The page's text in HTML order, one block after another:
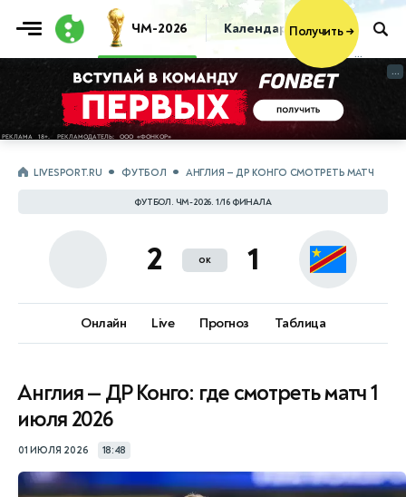
ЧМ-2026 Календарь Таблица
Получить →
...
...
LIVESPORT.RU ФУТБОЛ АНГЛИЯ — ДР КОНГО СМОТРЕТЬ МАТЧ
ФУТБОЛ. ЧМ-2026. 1/16 ФИНАЛА
2 ок 1
Онлайн Live Прогноз Таблица
Англия — ДР Конго: где смотреть матч 1
июля 2026
01 ИЮЛЯ 2026 18:48